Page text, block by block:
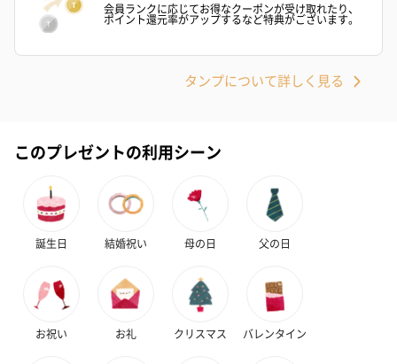
会員ランクに応じてお得なクーポンが受け取れたり、
ポイント還元率がアップするなど特典がございます。
タンプについて詳しく見る
このプレゼントの利用シーン
誕生日 結婚祝い 母の日 父の日
お祝い お礼 クリスマス バレンタイン